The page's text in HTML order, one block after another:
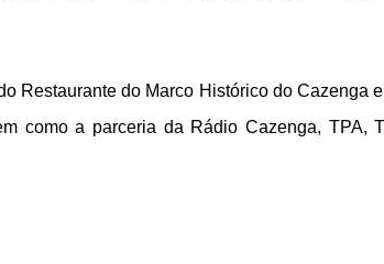
Restaurante do Marco Histórico do Cazenga
como a parceria da Rádio Cazenga, TPA,